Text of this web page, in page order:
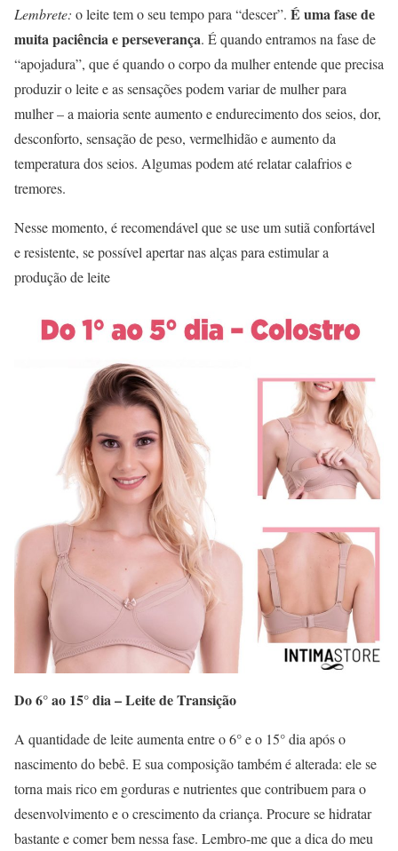
Lembrete: o leite tem o seu tempo para “descer”. É uma fase de
muita paciência e perseverança. É quando entramos na fase de
“apojadura”, que é quando o corpo da mulher entende que precisa
produzir o leite e as sensações podem variar de mulher para
mulher – a maioria sente aumento e endurecimento dos seios, dor,
desconforto, sensação de peso, vermelhidão e aumento da
temperatura dos seios. Algumas podem até relatar calafrios e
tremores.
Nesse momento, é recomendável que se use um sutiã confortável
e resistente, se possível apertar nas alças para estimular a
produção de leite
Do 6° ao 15° dia – Leite de Transição
A quantidade de leite aumenta entre o 6° e o 15° dia após o
nascimento do bebê. E sua composição também é alterada: ele se
torna mais rico em gorduras e nutrientes que contribuem para o
desenvolvimento e o crescimento da criança. Procure se hidratar
bastante e comer bem nessa fase. Lembro-me que a dica do meu